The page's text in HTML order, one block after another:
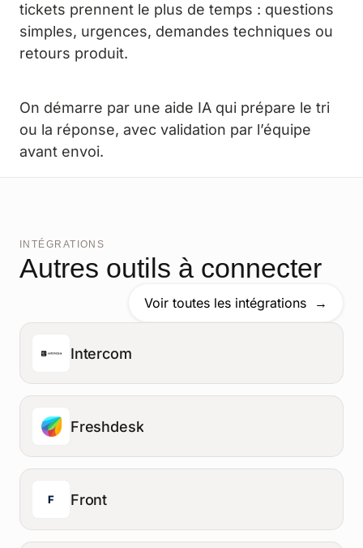
tickets prennent le plus de temps : questions
simples, urgences, demandes techniques ou
retours produit.
On démarre par une aide IA qui prépare le tri
ou la réponse, avec validation par l’équipe
avant envoi.
INTÉGRATIONS
Autres outils à connecter
Voir toutes les intégrations
Intercom
Freshdesk
F Front